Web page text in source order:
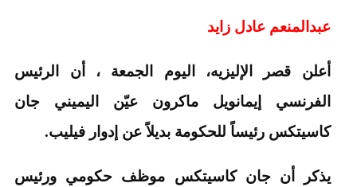
عبدالمنعم عادل زايد
أعلن قصر الإليزيه، اليوم الجمعة ، أن الرئيس
الفرنسي إيمانويل ماكرون عيّن اليميني جان
كاسيتكس رئيساً للحكومة بديلاً عن إدوار فيليب.
يذكر أن جان كاسيتكس موظف حكومي ورئيس